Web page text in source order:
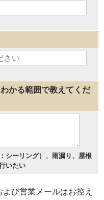
かる範囲で教えてくだ
シーリング）、雨漏り、屋根
いたい
び営業メールはお控え